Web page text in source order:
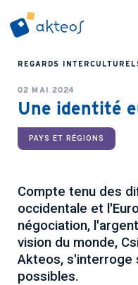
REGARDS
02 MAI 2024
Une identité
PAYS ET RÉGIONS
Compte tenu des
occidentale et
négociation,
vision du monde,
Akteos, s'interroge
possibles.